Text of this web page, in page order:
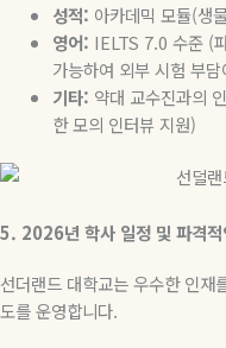
성적: 아카데믹 모듈(생
영어: IELTS 7.0 수준 (
가능하여 외부 시험 부
기타: 약대 교수진과의
한 모의 인터뷰 지원)
5. 2026년 학사 일정 및 파격
선더랜드 대학교는 우수한 인재
도를 운영합니다.